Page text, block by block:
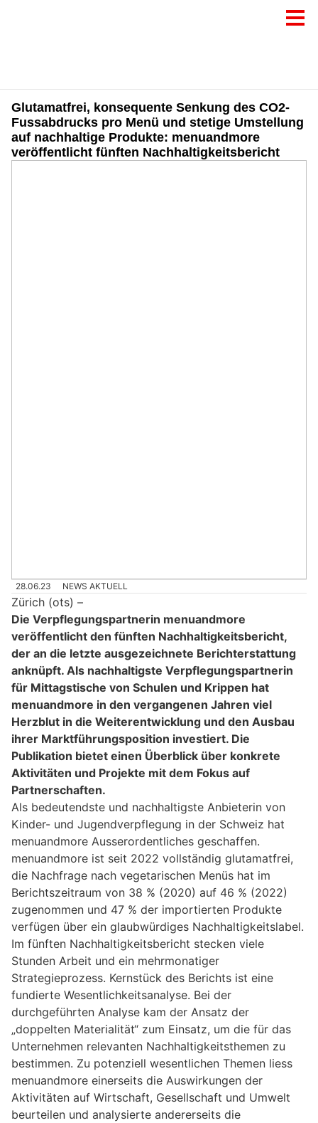
Glutamatfrei, konsequente Senkung des CO2-
Fussabdrucks pro Menü und stetige Umstellung
auf nachhaltige Produkte: menuandmore
veröffentlicht fünften Nachhaltigkeitsbericht
28.06.23 NEWS AKTUELL
Zürich (ots) –
Die Verpflegungspartnerin menuandmore
veröffentlicht den fünften Nachhaltigkeitsbericht,
der an die letzte ausgezeichnete Berichterstattung
anknüpft. Als nachhaltigste Verpflegungspartnerin
für Mittagstische von Schulen und Krippen hat
menuandmore in den vergangenen Jahren viel
Herzblut in die Weiterentwicklung und den Ausbau
ihrer Marktführungsposition investiert. Die
Publikation bietet einen Überblick über konkrete
Aktivitäten und Projekte mit dem Fokus auf
Partnerschaften.
Als bedeutendste und nachhaltigste Anbieterin von
Kinder- und Jugendverpflegung in der Schweiz hat
menuandmore Ausserordentliches geschaffen.
menuandmore ist seit 2022 vollständig glutamatfrei,
die Nachfrage nach vegetarischen Menüs hat im
Berichtszeitraum von 38 % (2020) auf 46 % (2022)
zugenommen und 47 % der importierten Produkte
verfügen über ein glaubwürdiges Nachhaltigkeitslabel.
Im fünften Nachhaltigkeitsbericht stecken viele
Stunden Arbeit und ein mehrmonatiger
Strategieprozess. Kernstück des Berichts ist eine
fundierte Wesentlichkeitsanalyse. Bei der
durchgeführten Analyse kam der Ansatz der
„doppelten Materialität“ zum Einsatz, um die für das
Unternehmen relevanten Nachhaltigkeitsthemen zu
bestimmen. Zu potenziell wesentlichen Themen liess
menuandmore einerseits die Auswirkungen der
Aktivitäten auf Wirtschaft, Gesellschaft und Umwelt
beurteilen und analysierte andererseits die